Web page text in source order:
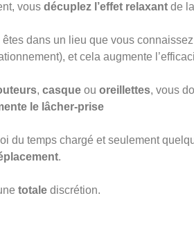
vous décuplez l’effet relaxant de
êtes dans un lieu que vous
et cela augmente
, casque ou oreillettes, vous
le lâcher-prise
du temps chargé et seulement
.
totale discrétion.